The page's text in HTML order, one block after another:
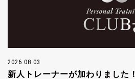
2026.08.03
新人トレーナーが加わりました！